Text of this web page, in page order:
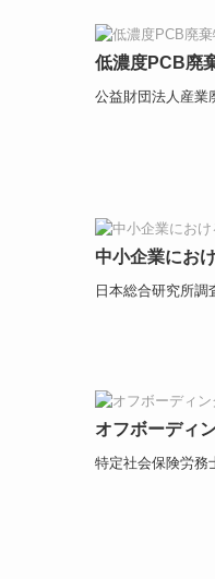
低濃度PCB廃
公益財団法人産
中小企業にお
日本総合研究所
オフボーディ
特定社会保険労